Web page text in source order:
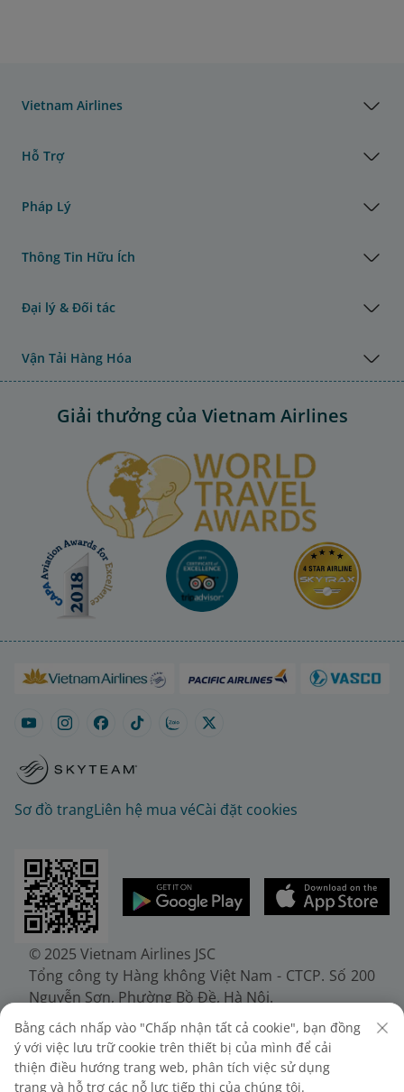
Vietnam Airlines
Hỗ Trợ
Pháp Lý
Thông Tin Hữu Ích
Đại lý & Đối tác
Vận Tải Hàng Hóa
Giải thưởng của Vietnam Airlines
Sơ đồ trangLiên hệ mua véCài đặt cookies
© 2025 Vietnam Airlines JSC
Tổng công ty Hàng không Việt Nam - CTCP. Số 200
Nguyễn Sơn, Phường Bồ Đề, Hà Nội.
Điện thoại: (+84-24) 38272289. Fax: (+84-24)
38722375
Giấy chứng nhận đăng ký doanh nghiệp, mã số
doanh nghiệp 0100107518, đăng ký lần đầu ngày
Bằng cách nhấp vào "Chấp nhận tất cả cookie", bạn đồng
ý với việc lưu trữ cookie trên thiết bị của mình để cải
thiện điều hướng trang web, phân tích việc sử dụng
trang và hỗ trợ các nỗ lực tiếp thị của chúng tôi.